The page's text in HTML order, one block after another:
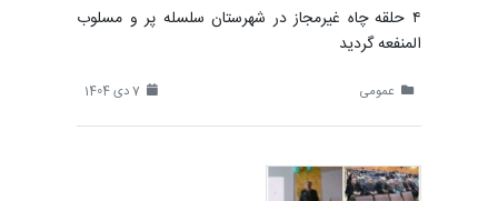
۴ حلقه چاه غیرمجاز در شهرستان سلسله پر و مسلوب
المنفعه گردید
عمومی